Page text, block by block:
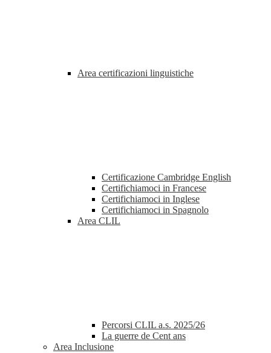
Area certificazioni linguistiche
Certificazione Cambridge English
Certifichiamoci in Francese
Certifichiamoci in Inglese
Certifichiamoci in Spagnolo
Area CLIL
Percorsi CLIL a.s. 2025/26
La guerre de Cent ans
Area Inclusione